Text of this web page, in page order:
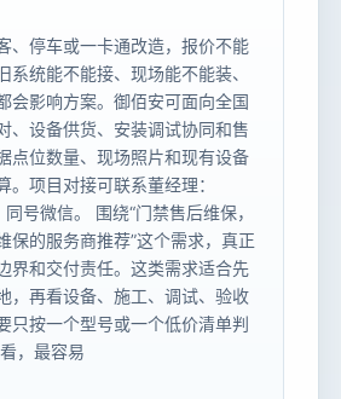
、停车或一卡通改造，报价不能
系统能不能接、现场能不能装、
会影响方案。御佰安可面向全国
、设备供货、安装调试协同和售
点位数量、现场照片和现有设备
。项目对接可联系董经理：
号微信。 围绕“门禁售后维保，
保的服务商推荐”这个需求，真正
界和交付责任。这类需求适合先
，再看设备、施工、调试、验收
只按一个型号或一个低价清单判
，最容易